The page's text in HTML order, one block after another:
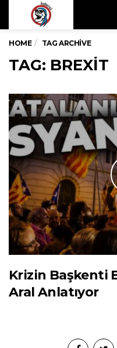
HOME TAG ARCHIVE
TAG: BREXIT
Krizin Başkenti
Aral Anlatıyor